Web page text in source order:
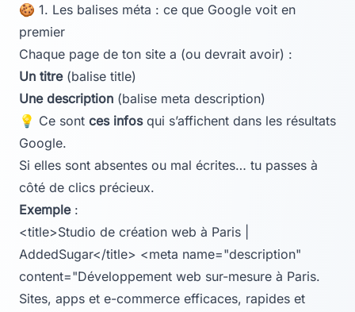
🍪 1. Les balises méta : ce que Google voit en
premier
Chaque page de ton site a (ou devrait avoir) :
Un titre(balise title)
Une description (balise meta description)
💡 Ce sont ces infosqui s’affichent dans les résultats
Google.
Si elles sont absentes ou mal écrites… tu passes à
côté de clics précieux.
Exemple:
<title>Studio de création web à Paris |
AddedSugar</title> <meta name="description"
content="Développement web sur-mesure à Paris.
Sites, apps et e-commerce efficaces, rapides et